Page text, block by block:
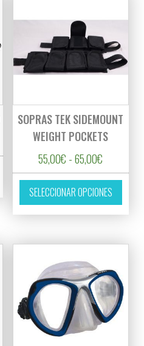
SOPRAS TEK SIDEMOUNT
WEIGHT POCKETS
55,00€ - 65,00€
SELECCIONAR OPCIONES
Este